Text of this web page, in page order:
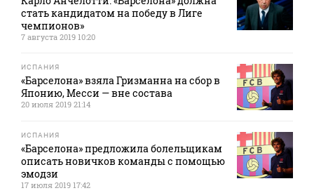
стать кандидатом на победу в Лиге
чемпионов»
7 августа 2019 10:20
ИСПАНИЯ
«Барселона» взяла Гризманна на сбор в
Японию, Месси — вне состава
20 июля 2019 21:14
ИСПАНИЯ
«Барселона» предложила болельщикам
описать новичков команды с помощью
эмодзи
17 июля 2019 17:42